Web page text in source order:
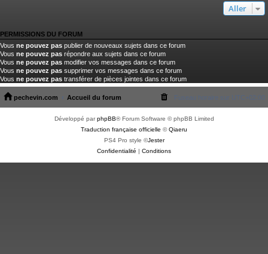
Aller
PERMISSIONS DU FORUM
Vous ne pouvez pas publier de nouveaux sujets dans ce forum
Vous ne pouvez pas répondre aux sujets dans ce forum
Vous ne pouvez pas modifier vos messages dans ce forum
Vous ne pouvez pas supprimer vos messages dans ce forum
Vous ne pouvez pas transférer de pièces jointes dans ce forum
pechevin.com Accueil du forum Fuseau horaire sur UTC+02:00
Développé parphpBB® Forum Software © phpBB Limited
Traduction française officielle ©Qiaeru
PS4 Pro style ©Jester
Confidentialité | Conditions